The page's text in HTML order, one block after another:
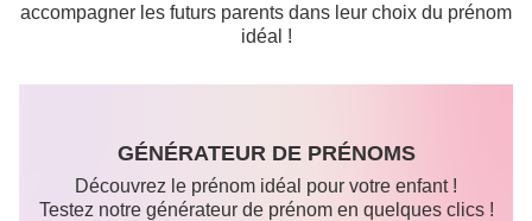
accompagner les futurs parents dans leur choix du prénom
idéal !
GÉNÉRATEUR DE PRÉNOMS
Découvrez le prénom idéal pour votre enfant !
Testez notre générateur de prénom en quelques clics !